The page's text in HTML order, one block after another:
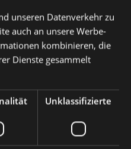
gewährleisten, schaffen wir eine
und -liebhabern
technologischen Lösungen,
Detail hergestellt. Wir tun
Interieurs sind. Baltic ist ein
Unauffällig eingenähte
der Waschmaschine gewaschen
Hohe Qualität und Haltbarkeit
unseren Datenverkehr zu
auch an unsere Werbe-
kombinieren, die
Dienste gesammelt
Unklassifizierte